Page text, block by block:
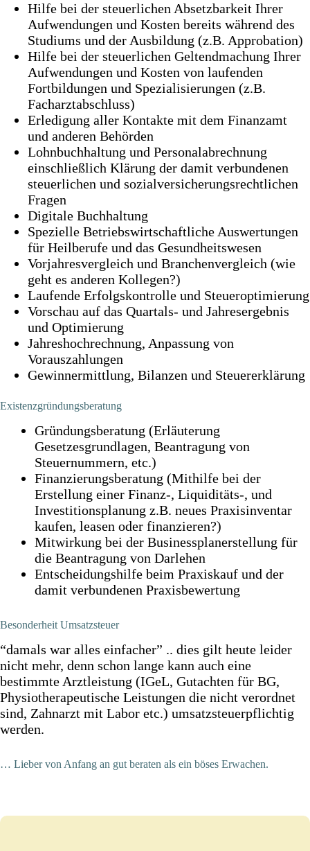
Hilfe bei der steuerlichen Absetzbarkeit Ihrer
Aufwendungen und Kosten bereits während des
Studiums und der Ausbildung (z.B. Approbation)
Hilfe bei der steuerlichen Geltendmachung Ihrer
Aufwendungen und Kosten von laufenden
Fortbildungen und Spezialisierungen (z.B.
Facharztabschluss)
Erledigung aller Kontakte mit dem Finanzamt
und anderen Behörden
Lohnbuchhaltung und Personalabrechnung
einschließlich Klärung der damit verbundenen
steuerlichen und sozialversicherungsrechtlichen
Fragen
Digitale Buchhaltung
Spezielle Betriebswirtschaftliche Auswertungen
für Heilberufe und das Gesundheitswesen
Vorjahresvergleich und Branchenvergleich (wie
geht es anderen Kollegen?)
Laufende Erfolgskontrolle und Steueroptimierung
Vorschau auf das Quartals- und Jahresergebnis
und Optimierung
Jahreshochrechnung, Anpassung von
Vorauszahlungen
Gewinnermittlung, Bilanzen und Steuererklärung
Existenzgründungsberatung
Gründungsberatung (Erläuterung
Gesetzesgrundlagen, Beantragung von
Steuernummern, etc.)
Finanzierungsberatung (Mithilfe bei der
Erstellung einer Finanz-, Liquiditäts-, und
Investitionsplanung z.B. neues Praxisinventar
kaufen, leasen oder finanzieren?)
Mitwirkung bei der Businessplanerstellung für
die Beantragung von Darlehen
Entscheidungshilfe beim Praxiskauf und der
damit verbundenen Praxisbewertung
Besonderheit Umsatzsteuer
“damals war alles einfacher” .. dies gilt heute leider
nicht mehr, denn schon lange kann auch eine
bestimmte Arztleistung (IGeL, Gutachten für BG,
Physiotherapeutische Leistungen die nicht verordnet
sind, Zahnarzt mit Labor etc.) umsatzsteuerpflichtig
werden.
… Lieber von Anfang an gut beraten als ein böses Erwachen.